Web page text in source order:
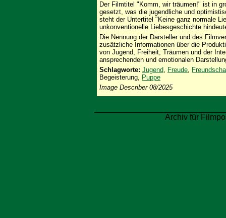
Der Filmtitel "Komm, wir träumen!" ist in
gesetzt, was die jugendliche und
steht der Untertitel "Keine ganz normale
unkonventionelle Liebesgeschichte
Die Nennung der Darsteller und des
zusätzliche Informationen über die
von Jugend, Freiheit, Träumen und der
ansprechenden und emotionalen
Schlagworte: Jugend, Freude,
Begeisterung, Puppe
Image Describer 08/2025
Archiv für